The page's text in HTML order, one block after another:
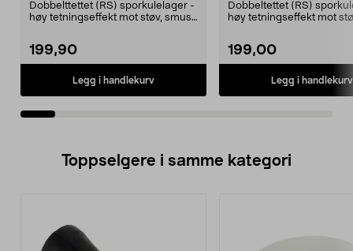
Dobbelttettet (RS) sporkulelager -
høy tetningseffekt mot støv, smuss
199,90
Legg i handlekurv
Dobbeltettet (RS)
høy tetningseffekt mot
199,00
Legg i handlekurv
Toppselgere i samme kategori